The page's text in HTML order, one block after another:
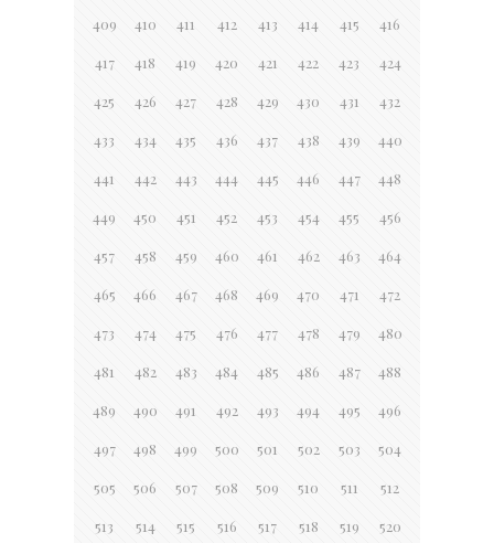
409 410 411 412 413 414 415 416
417 418 419 420 421 422 423 424
425 426 427 428 429 430 431 432
433 434 435 436 437 438 439 440
441 442 443 444 445 446 447 448
449 450 451 452 453 454 455 456
457 458 459 460 461 462 463 464
465 466 467 468 469 470 471 472
473 474 475 476 477 478 479 480
481 482 483 484 485 486 487 488
489 490 491 492 493 494 495 496
497 498 499 500 501 502 503 504
505 506 507 508 509 510 511 512
513 514 515 516 517 518 519 520